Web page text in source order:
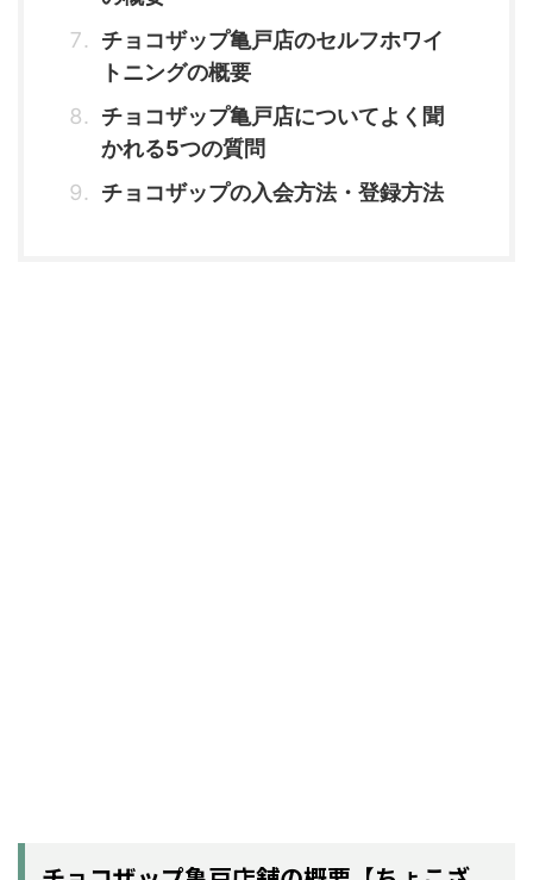
チョコザップ亀戸店のセルフホワイ
トニングの概要
チョコザップ亀戸店についてよく聞
かれる5つの質問
チョコザップの入会方法・登録方法